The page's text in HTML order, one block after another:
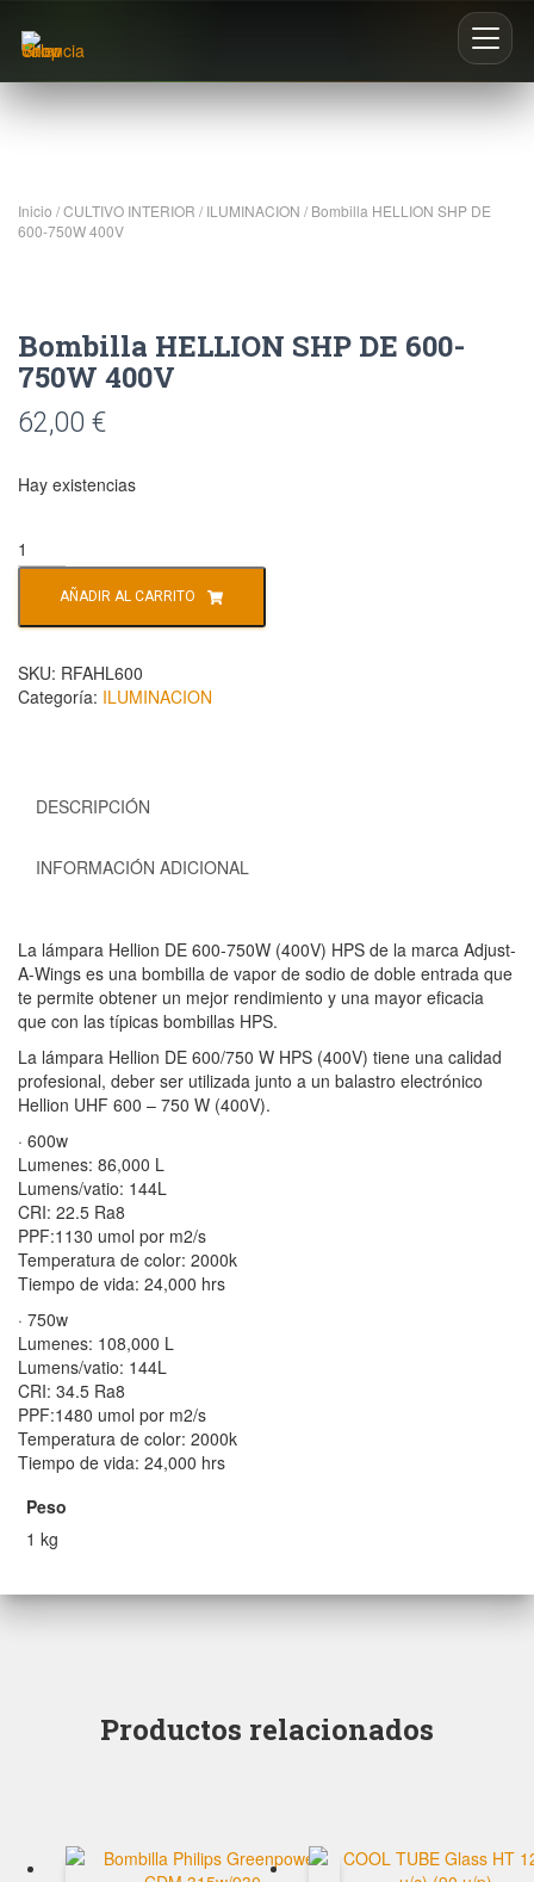
Blog
Inicio /CULTIVO INTERIOR / ILUMINACION / Bombilla HELLION SHP DE
600-750W 400V
Bombilla HELLION SHP DE 600-
750W 400V
62,00 €
Hay existencias
AÑADIR AL CARRITO
SKU: RFAHL600
Categoría: ILUMINACION
DESCRIPCIÓN
INFORMACIÓN ADICIONAL
La lámpara Hellion DE 600-750W (400V) HPS de la marca Adjust-
A-Wings es una bombilla de vapor de sodio de doble entrada que
te permite obtener un mejor rendimiento y una mayor eficacia
que con las típicas bombillas HPS.
La lámpara Hellion DE 600/750 W HPS (400V) tiene una calidad
profesional, deber ser utilizada junto a un balastro electrónico
Hellion UHF 600 – 750 W (400V).
· 600w
Lumenes: 86,000 L
Lumens/vatio: 144L
CRI: 22.5 Ra8
PPF:1130 umol por m2/s
Temperatura de color: 2000k
Tiempo de vida: 24,000 hrs
· 750w
Lumenes: 108,000 L
Lumens/vatio: 144L
CRI: 34.5 Ra8
PPF:1480 umol por m2/s
Temperatura de color: 2000k
Tiempo de vida: 24,000 hrs
Peso
1 kg
Productos relacionados